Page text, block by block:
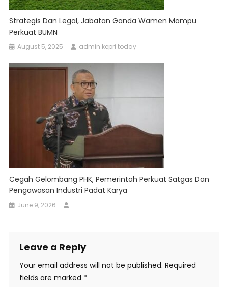
Strategis Dan Legal, Jabatan Ganda Wamen Mampu
Perkuat BUMN
August 5, 2025 admin kepri today
Cegah Gelombang PHK, Pemerintah Perkuat Satgas Dan
Pengawasan Industri Padat Karya
June 9, 2026
Leave a Reply
Your email address will not be published. Required
fields are marked *